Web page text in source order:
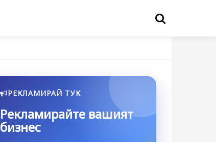
РЕКЛАМИРАЙ ТУК
Рекламирайте вашият
бизнес